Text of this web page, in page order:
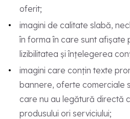
oferit;
imagini de calitate slabă,
în forma în care sunt
lizibilitatea și înțelegerea
imagini care conțin texte
bannere, oferte comerciale
care nu au legătură directă
produsului ori serviciului;